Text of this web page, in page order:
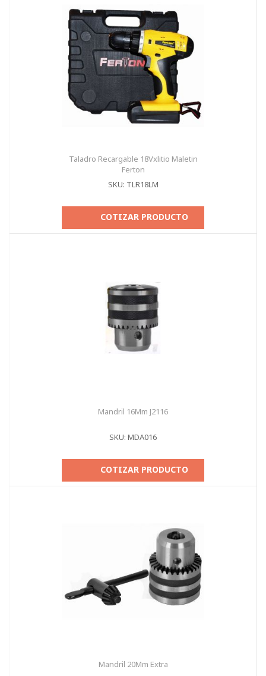
Taladro Recargable 18Vxlitio Maletin
Ferton
SKU: TLR18LM
COTIZAR PRODUCTO
Mandril 16Mm J2116
SKU: MDA016
COTIZAR PRODUCTO
Mandril 20Mm Extra